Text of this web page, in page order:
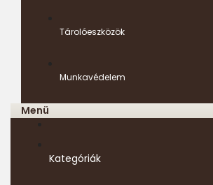
Tárolóeszközök
Munkavédelem
Menü
Kategóriák